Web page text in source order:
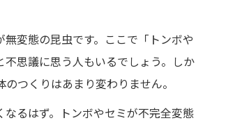
変態の昆虫です。ここで「トンボや
思議に思う人もいるでしょう。しか
つくりはあまり変わりません。
るはず。トンボやセミが不完全変態